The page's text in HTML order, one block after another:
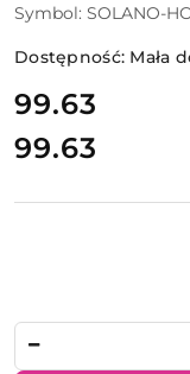
Symbol: SOLANO-
Dostępność: Mała
cena:
99.63
Cena:
99.63